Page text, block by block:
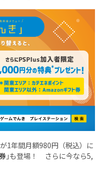
が1年間月額980円（税込）に
｣も登場！ さらに今なら5,